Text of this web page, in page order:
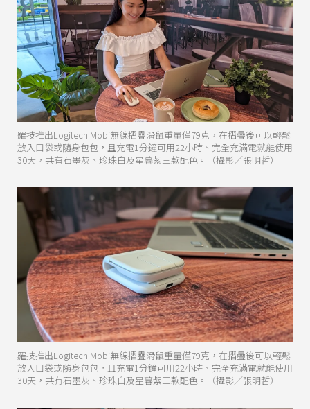
羅技推出Logitech Mobi無線摺疊滑鼠重量僅79克，在摺疊後可以輕鬆
放入口袋或隨身包包，且充電1分鐘可用22小時、完全充滿電就能使用
30天，共有石墨灰、珍珠白及星暮紫三款配色。（攝影／張明哲）
羅技推出Logitech Mobi無線摺疊滑鼠重量僅79克，在摺疊後可以輕鬆
放入口袋或隨身包包，且充電1分鐘可用22小時、完全充滿電就能使用
30天，共有石墨灰、珍珠白及星暮紫三款配色。（攝影／張明哲）